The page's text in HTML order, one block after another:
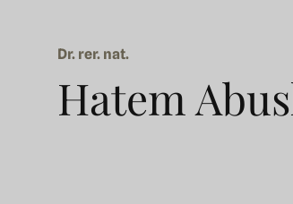
Dr. rer. nat.
Hatem